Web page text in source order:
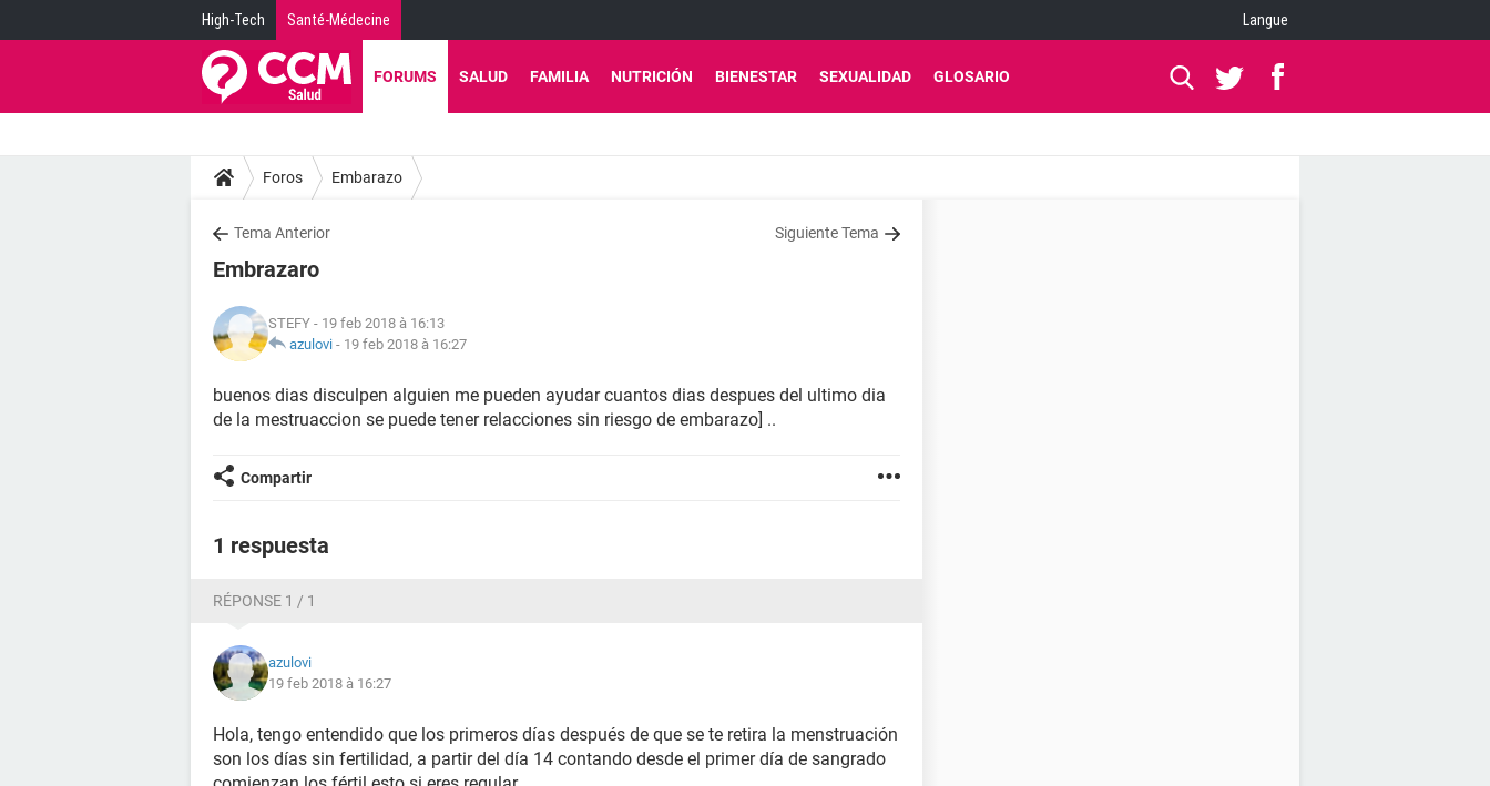
High-Tech Santé-Médecine Langue
FORUMS SALUD FAMILIA NUTRICIÓN BIENESTAR SEXUALIDAD GLOSARIO
Foros Embarazo
Tema Anterior Siguiente Tema
Embrazaro
STEFY - 19 feb 2018 à 16:13
azulovi - 19 feb 2018 à 16:27
buenos dias disculpen alguien me pueden ayudar cuantos dias despues del ultimo dia
de la mestruaccion se puede tener relacciones sin riesgo de embarazo] ..
Compartir
1 respuesta
RÉPONSE 1 / 1
azulovi
19 feb 2018 à 16:27
Hola, tengo entendido que los primeros días después de que se te retira la menstruación
son los días sin fertilidad, a partir del día 14 contando desde el primer día de sangrado